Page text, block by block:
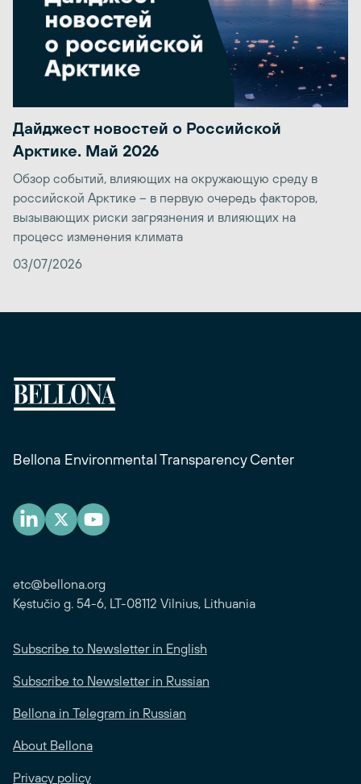
Дайджест новостей о Российской
Арктике. Май 2026
Обзор событий, влияющих на окружающую среду в
российской Арктике – в первую очередь факторов,
вызывающих риски загрязнения и влияющих на
процесс изменения климата
03/07/2026
Bellona Environmental Transparency Center
etc@bellona.org
Kęstučio g. 54-6, LT-08112 Vilnius, Lithuania
Subscribe to Newsletter in English
Subscribe to Newsletter in Russian
Bellona in Telegram in Russian
About Bellona
Privacy policy